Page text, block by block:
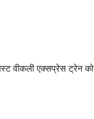
वीकली एक्सप्रेस ट्रेन को